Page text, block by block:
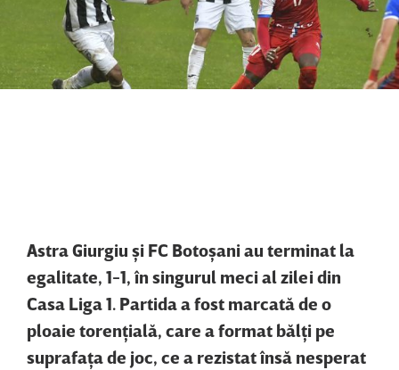
Astra Giurgiu şi FC Botoşani au terminat la
egalitate, 1-1, în singurul meci al zilei din
Casa Liga 1. Partida a fost marcată de o
ploaie torenţială, care a format bălţi pe
suprafaţa de joc, ce a rezistat însă nesperat